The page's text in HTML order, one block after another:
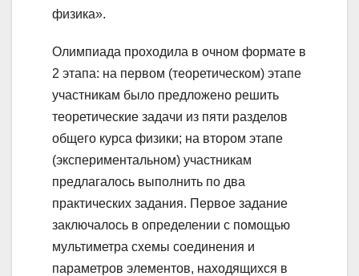
физика».
Олимпиада проходила в очном формате в
2 этапа: на первом (теоретическом) этапе
участникам было предложено решить
теоретические задачи из пяти разделов
общего курса физики; на втором этапе
(экспериментальном) участникам
предлагалось выполнить по два
практических задания. Первое задание
заключалось в определении с помощью
мультиметра схемы соединения и
параметров элементов, находящихся в